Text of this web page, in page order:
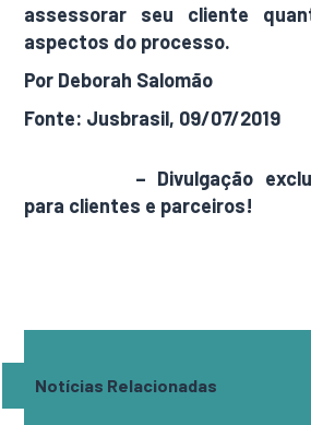
assessorar seu cliente
aspectos do processo.
Por Deborah Salomão
Fonte: Jusbrasil, 09/07/2019
– Divulgação
para clientes e parceiros!
Notícias Relacionadas